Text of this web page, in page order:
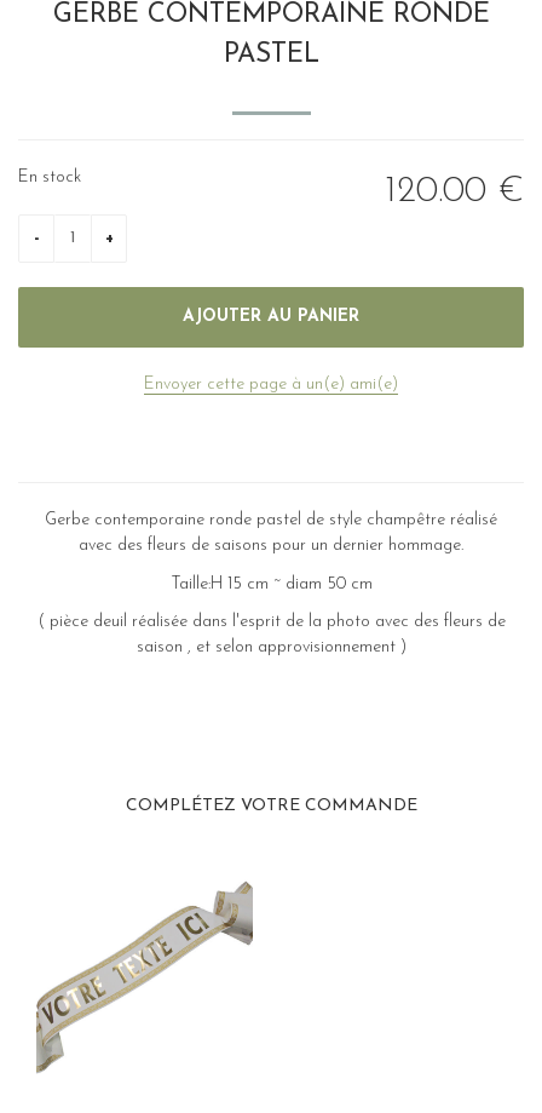
GERBE CONTEMPORAINE RONDE
PASTEL
120.00 €
En stock
Envoyer cette page à un(e) ami(e)
Gerbe contemporaine ronde pastel de style champêtre réalisé
avec des fleurs de saisons pour un dernier hommage.
Taille:H 15 cm ~ diam 50 cm
( pièce deuil réalisée dans l'esprit de la photo avec des fleurs de
saison , et selon approvisionnement )
COMPLÉTEZ VOTRE COMMANDE